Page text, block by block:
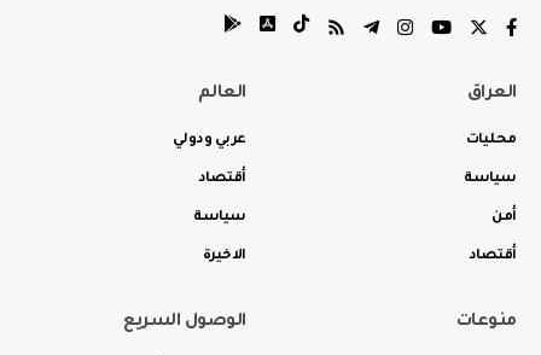
العراق
محليات
سياسة
أمن
أقتصاد
العالم
عربي ودولي
أقتصاد
سياسة
الاخيرة
منوعات الوصول السريع